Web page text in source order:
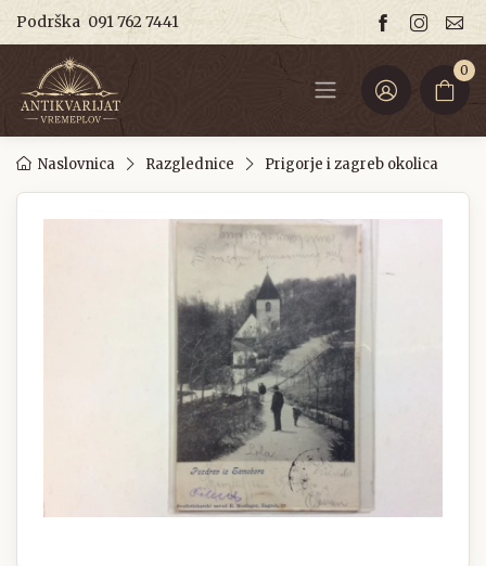
Podrška 091 762 7441
0
Naslovnica Razglednice Prigorje i zagreb okolica